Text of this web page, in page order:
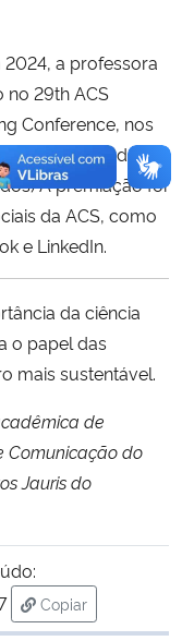
a professora
29th ACS
Conference, nos
Química Verde e
A premiação foi
da ACS, como
e LinkedIn.
da ciência
o papel das
mais sustentável.
de
Comunicação do
Jauris do
Copiar
para área de